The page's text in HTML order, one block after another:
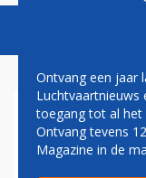
2027
Ontvang een jaar
Luchtvaartnieuws
toegang tot al het
Ontvang tevens
Magazine in de